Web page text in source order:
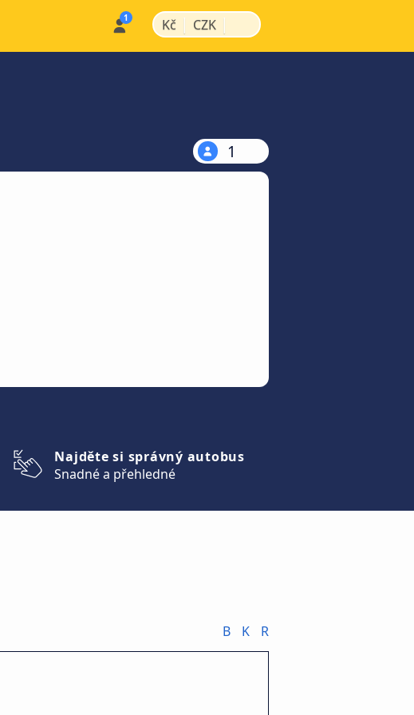
Kč | CZK |
1
Najděte si správný autobus
Snadné a přehledné
B K R